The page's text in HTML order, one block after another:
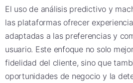
El uso de análisis predictivo y
las plataformas ofrecer
adaptadas a las preferencias y
usuario. Este enfoque no solo
fidelidad del cliente, sino que
oportunidades de negocio y la